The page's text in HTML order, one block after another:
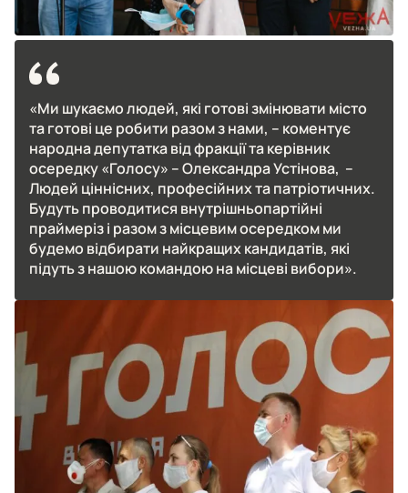
«Ми шукаємо людей, які готові змінювати місто
та готові це робити разом з нами, – коментує
народна депутатка від фракції та керівник
осередку «Голосу» – Олександра Устінова, –
Людей ціннісних, професійних та патріотичних.
Будуть проводитися внутрішньопартійні
праймеріз і разом з місцевим осередком ми
будемо відбирати найкращих кандидатів, які
підуть з нашою командою на місцеві вибори».